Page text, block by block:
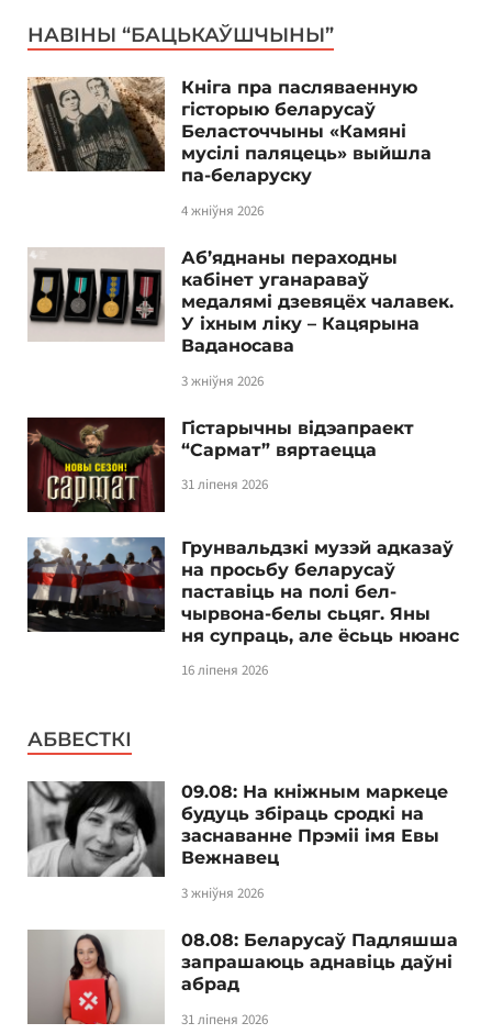
НАВІНЫ “БАЦЬКАЎШЧЫНЫ”
Кніга пра пасляваенную
гісторыю беларусаў
Беласточчыны «Камяні
мусілі паляцець» выйшла
па-беларуску
4 жніўня 2026
Аб’яднаны пераходны
кабінет уганараваў
медалямі дзевяцёх чалавек.
У іхным ліку – Кацярына
Ваданосава
3 жніўня 2026
Гістарычны відэапраект
“Сармат” вяртаецца
31 ліпеня 2026
Грунвальдзкі музэй адказаў
на просьбу беларусаў
паставіць на полі бел-
чырвона-белы сьцяг. Яны
ня супраць, але ёсьць нюанс
16 ліпеня 2026
АБВЕСТКІ
09.08: На кніжным маркеце
будуць збіраць сродкі на
заснаванне Прэміі імя Евы
Вежнавец
3 жніўня 2026
08.08: Беларусаў Падляшша
запрашаюць аднавіць даўні
абрад
31 ліпеня 2026